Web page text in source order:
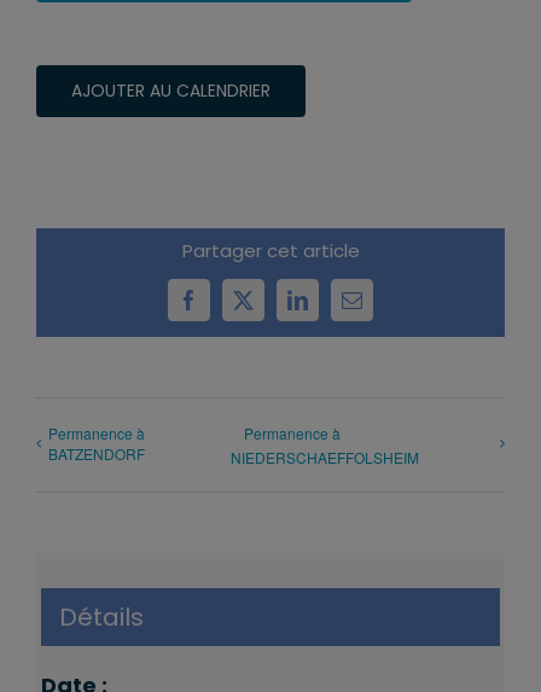
AJOUTER AU CALENDRIER
Partager cet article
Facebook
X LinkedInEmail
Permanence à
BATZENDORF
Permanence à
NIEDERSCHAEFFOLSHEIM
Détails
Date :